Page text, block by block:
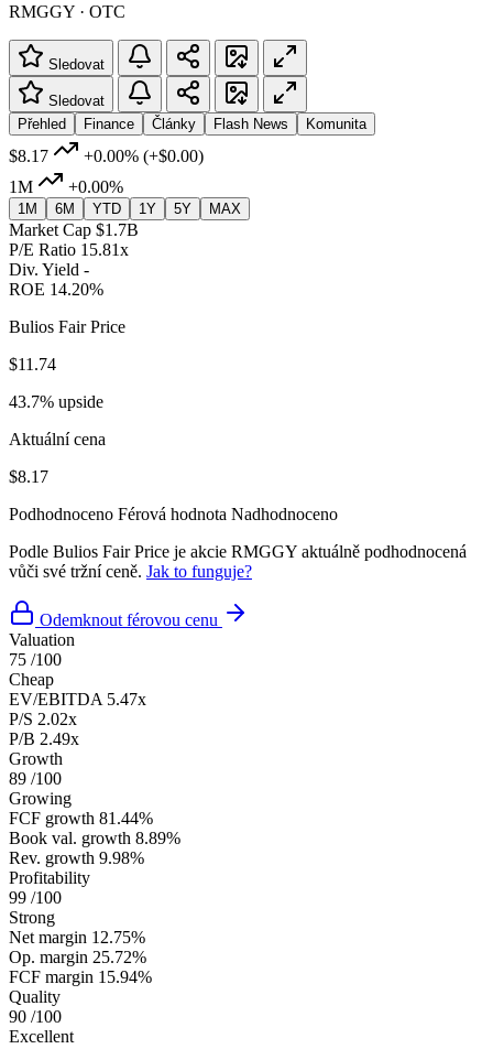
RMGGY · OTC
Sledovat
Sledovat
Přehled
Finance Články Flash News Komunita
$8.17 +0.00% (+$0.00)
1M
+0.00%
1M 6M YTD 1Y 5Y MAX
Market Cap $1.7B
P/E Ratio 15.81x
Div. Yield -
ROE 14.20%
Bulios Fair Price
$11.74
43.7% upside
Aktuální cena
$8.17
Podhodnoceno Férová hodnota Nadhodnoceno
Podle Bulios Fair Price je akcie RMGGY aktuálně podhodnocená
vůči své tržní ceně. Jak to funguje?
Odemknout férovou cenu
Valuation
75 /100
Cheap
EV/EBITDA 5.47x
P/S 2.02x
P/B 2.49x
Growth
89 /100
Growing
FCF growth 81.44%
Book val. growth 8.89%
Rev. growth 9.98%
Profitability
99 /100
Strong
Net margin 12.75%
Op. margin 25.72%
FCF margin 15.94%
Quality
90 /100
Excellent